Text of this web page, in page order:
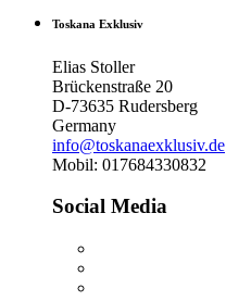
Toskana Exklusiv
Elias Stoller
Brückenstraße 20
D-73635 Rudersberg
Germany
info@toskanaexklusiv.de
Mobil: 017684330832
Social Media